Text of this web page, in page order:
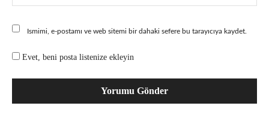
Ismimi, e-postamı ve web sitemi bir dahaki sefere bu tarayıcıya kaydet.
Evet, beni posta listenize ekleyin